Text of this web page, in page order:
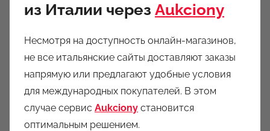
из Италии через Aukciony
Несмотря на доступность онлайн-магазинов,
не все итальянские сайты доставляют заказы
напрямую или предлагают удобные условия
для международных покупателей. В этом
случае сервис Aukciony становится
оптимальным решением.